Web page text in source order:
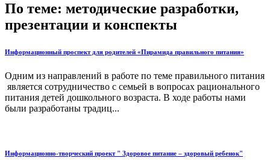
По теме: методические разработки,
презентации и конспекты
Информационный проспект для родителей «Пирамида правильного питания»
Одним из направлений в работе по теме правильного питания
является сотрудничество с семьей в вопросах рационального
питания детей дошкольного возраста. В ходе работы нами
были разработаны традиц...
Информационно-творческий проект " Здоровое питание – здоровый ребенок"